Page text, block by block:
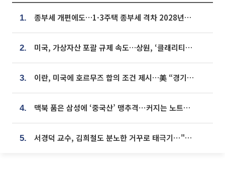
1. 종부세 개편에도…1·3주택 종부세 격차 2028년부터 확대
2. 미국, 가상자산 포괄 규제 속도…상원, ‘클래리티법’ 9월 절차투표 추진
3. 이란, 미국에 호르무즈 합의 조건 제시…美 “경기 아직 안 끝나” [종합]
4. 맥북 품은 삼성에 ‘중국산’ 맹추격⋯커지는 노트북 OLED 시장
5. 서경덕 교수, 김희철도 분노한 거꾸로 태극기⋯"엉터리는 아냐, 아쉬울 뿐"